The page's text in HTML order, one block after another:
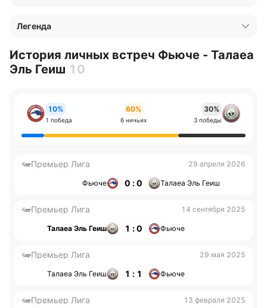
Легенда
История личных встреч Фьюче - Талаеа
Эль Геиш 10
10%
1 победа
60%
6 ничьих
30%
3 победы
Премьер Лига 29 апреля 2026
Фьюче 0 : 0 Талаеа Эль Геиш
Премьер Лига 14 сентября 2025
Талаеа Эль Геиш 1 : 0 Фьюче
Премьер Лига 29 мая 2025
Талаеа Эль Геиш 1 : 1 Фьюче
Премьер Лига 13 февраля 2025